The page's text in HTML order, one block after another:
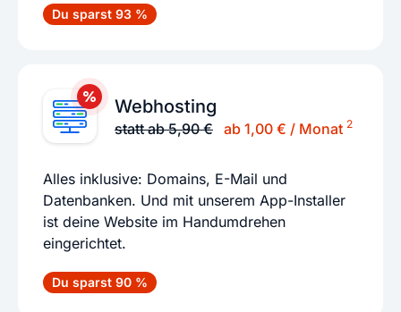
Du sparst 93 %
Webhosting
statt ab 5,90 € ab 1,00 € / Monat 2
Alles inklusive: Domains, E-Mail und
Datenbanken. Und mit unserem App-Installer
ist deine Website im Handumdrehen
eingerichtet.
Du sparst 90 %